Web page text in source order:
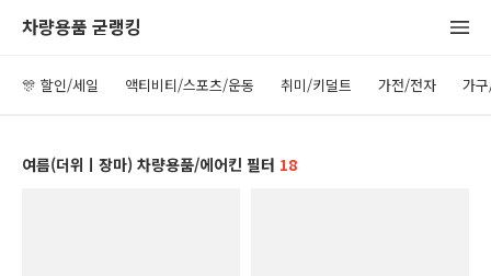
차량용품 굳랭킹
🎊 할인/세일 액티비티/스포츠/운동 취미/키덜트 가전/전자 가
여름(더위ㅣ장마) 차량용품/에어킨 필터 18